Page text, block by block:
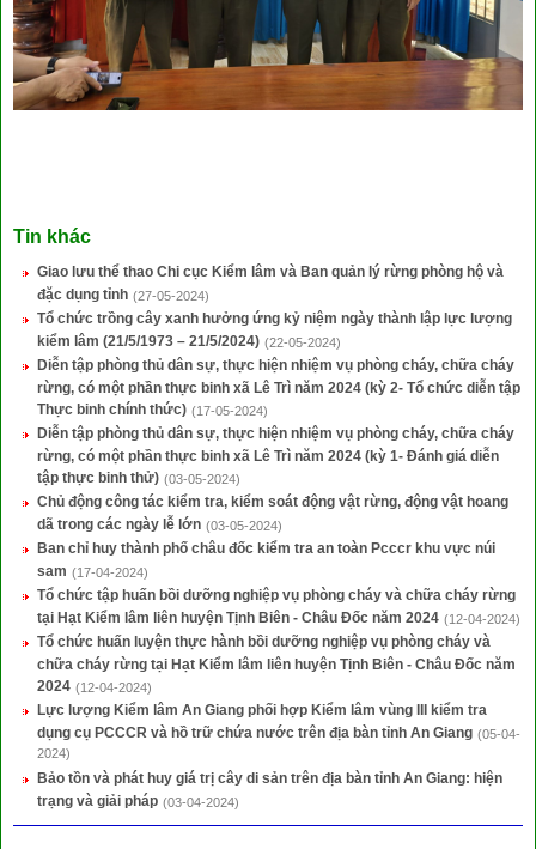
Tin khác
Giao lưu thể thao Chi cục Kiểm lâm và Ban quản lý rừng phòng hộ và
đặc dụng tỉnh (27-05-2024)
Tổ chức trồng cây xanh hưởng ứng kỷ niệm ngày thành lập lực lượng
kiểm lâm (21/5/1973 – 21/5/2024) (22-05-2024)
Diễn tập phòng thủ dân sự, thực hiện nhiệm vụ phòng cháy, chữa cháy
rừng, có một phần thực binh xã Lê Trì năm 2024 (kỳ 2- Tổ chức diễn tập
Thực binh chính thức) (17-05-2024)
Diễn tập phòng thủ dân sự, thực hiện nhiệm vụ phòng cháy, chữa cháy
rừng, có một phần thực binh xã Lê Trì năm 2024 (kỳ 1- Đánh giá diễn
tập thực binh thử) (03-05-2024)
Chủ động công tác kiểm tra, kiểm soát động vật rừng, động vật hoang
dã trong các ngày lễ lớn (03-05-2024)
Ban chỉ huy thành phố châu đốc kiểm tra an toàn Pcccr khu vực núi
sam (17-04-2024)
Tổ chức tập huấn bồi dưỡng nghiệp vụ phòng cháy và chữa cháy rừng
tại Hạt Kiểm lâm liên huyện Tịnh Biên - Châu Đốc năm 2024 (12-04-2024)
Tổ chức huấn luyện thực hành bồi dưỡng nghiệp vụ phòng cháy và
chữa cháy rừng tại Hạt Kiểm lâm liên huyện Tịnh Biên - Châu Đốc năm
2024 (12-04-2024)
Lực lượng Kiểm lâm An Giang phối hợp Kiểm lâm vùng III kiểm tra
dụng cụ PCCCR và hồ trữ chứa nước trên địa bàn tỉnh An Giang (05-04-
2024)
Bảo tồn và phát huy giá trị cây di sản trên địa bàn tỉnh An Giang: hiện
trạng và giải pháp (03-04-2024)